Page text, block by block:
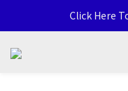
通用卡店 TCG &Click Here
荃灣西樓角路